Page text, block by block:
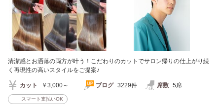
清潔感とお洒落の両方が叶う！こだわりのカットでサロン帰りの仕上がり続
く再現性の高いスタイルをご提案♪
カット ￥3,000～ ブログ 3229件 席数 5席
スマート支払いOK